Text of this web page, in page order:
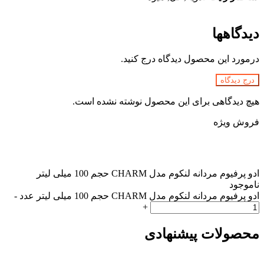
دیدگاهها
درمورد این محصول دیدگاه درج کنید.
درج دیدگاه
هیچ دیدگاهی برای این محصول نوشته نشده است.
فروش ویژه
ادو پرفیوم مردانه لنکوم مدل CHARM حجم 100 میلی لیتر
ناموجود
ادو پرفیوم مردانه لنکوم مدل CHARM حجم 100 میلی لیتر عدد
-
+
محصولات پیشنهادی